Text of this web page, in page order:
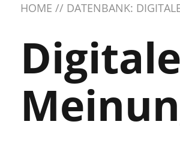
HOME DATENBANK: